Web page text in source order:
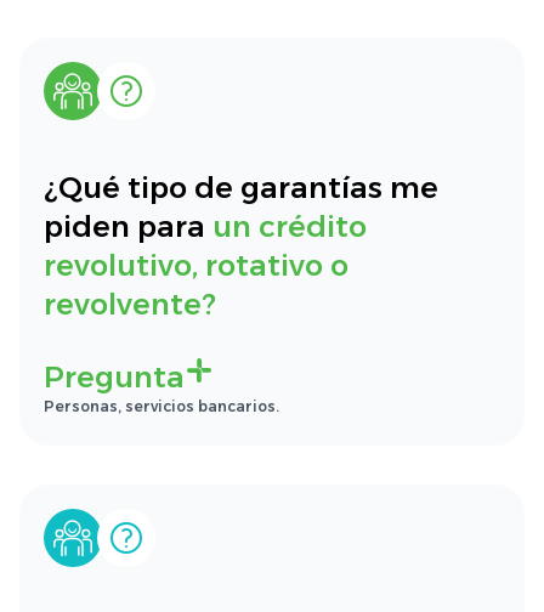
¿Qué tipo de garantías me
piden para un crédito
revolutivo, rotativo o
revolvente?
Pregunta
Personas, servicios bancarios.